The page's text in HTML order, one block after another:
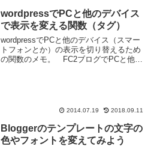
wordpressでPCと他のデバイス
で表示を変える関数（タグ）
wordpressでPCと他のデバイス（スマー
トフォンとか）の表示を切り替えるため
の関数のメモ。 FC2ブログでPCと他の
2014.07.19 2018.09.11
Bloggerのテンプレートの文字の
色やフォントを変えてみよう